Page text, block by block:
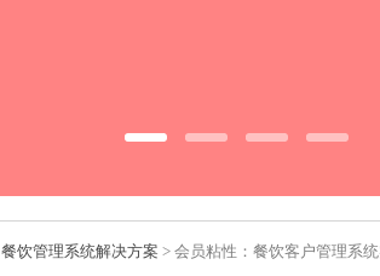
餐饮管理系统解决方案 > 会员粘性：餐饮客户管理系